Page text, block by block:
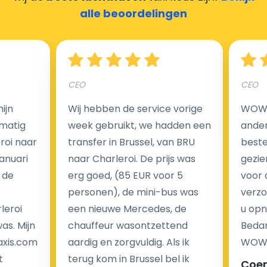
Hoeveel kost een luchthaven taxi transfer?
Een van de meest aantrekkelijke voordelen van
luchthaventaxi's is een vast tarief voor uw rit. In
tegenstelling tot traditionele taxi's met taxameter
brengen wij u geen extra kosten in rekening voor de
nachtrit.
We hebben geen ophaaltarief of extra kosten voor
wachttijd als uw vlucht vertraging heeft.
Kijk op onze website voor meer informatie over uw
transferkosten. Ons boekingsformulier bevat alle
alle beoordelingen
naar
Mijn
CEO
Wij hebben de service vorige
week gebruikt, we hadden een
transfer in Brussel, van BRU
naar Charleroi. De prijs was
erg goed, (85 EUR voor 5
personen), de mini-bus was
een nieuwe Mercedes, de
chauffeur wasontzettend
aardig en zorgvuldig. Als ik
terug kom in Brussel bel ik
CEO
voor
u